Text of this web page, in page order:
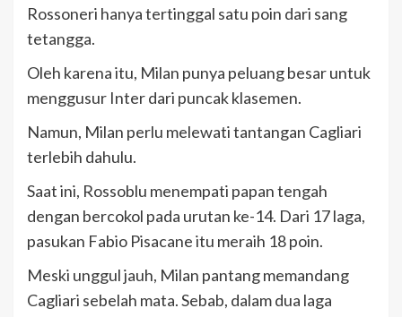
Rossoneri hanya tertinggal satu poin dari sang
tetangga.
Oleh karena itu, Milan punya peluang besar untuk
menggusur Inter dari puncak klasemen.
Namun, Milan perlu melewati tantangan Cagliari
terlebih dahulu.
Saat ini, Rossoblu menempati papan tengah
dengan bercokol pada urutan ke-14. Dari 17 laga,
pasukan Fabio Pisacane itu meraih 18 poin.
Meski unggul jauh, Milan pantang memandang
Cagliari sebelah mata. Sebab, dalam dua laga